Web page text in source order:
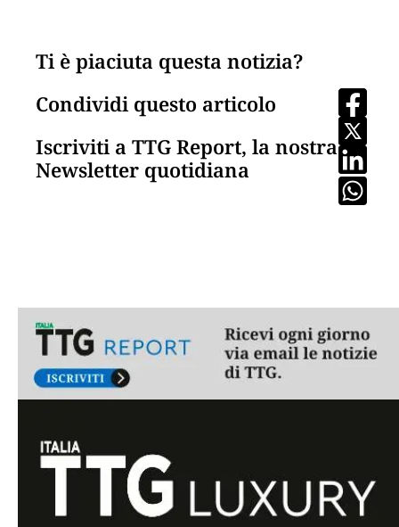
Ti è piaciuta questa notizia?
Condividi questo articolo
Iscriviti a TTG Report, la nostra
Newsletter quotidiana